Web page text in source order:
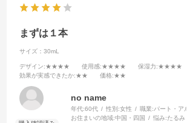
まずは１本
サイズ：30mL
デザイン:★★★★ 使用感:★★★★ 保湿力:★★★★
効果が実感できたか:★★ 価格:★★
no name
年代:60代 性別:女性 職業:パート・ア
お住まいの地域:中国・四国 悩み:たるみ